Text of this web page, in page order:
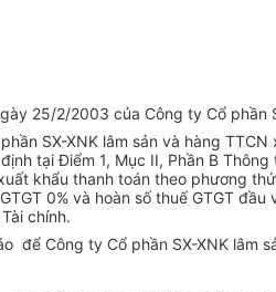
25/2/2003 của Công ty Cổ phần
SX-XNK lâm sản và hàng
tại Điểm 1, Mục II, Phần B Thông
khẩu thanh toán theo phương
0% và hoàn số thuế GTGT
chính.
để Công ty Cổ phần SX-XNK lâm